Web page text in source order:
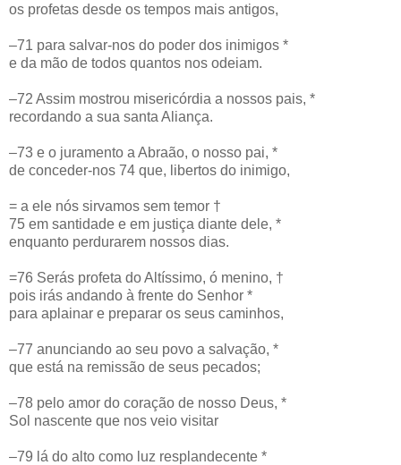
os profetas desde os tempos mais antigos,
–71 para salvar-nos do poder dos inimigos *
e da mão de todos quantos nos odeiam.
–72 Assim mostrou misericórdia a nossos pais, *
recordando a sua santa Aliança.
–73 e o juramento a Abraão, o nosso pai, *
de conceder-nos 74 que, libertos do inimigo,
= a ele nós sirvamos sem temor †
75 em santidade e em justiça diante dele, *
enquanto perdurarem nossos dias.
=76 Serás profeta do Altíssimo, ó menino, †
pois irás andando à frente do Senhor *
para aplainar e preparar os seus caminhos,
–77 anunciando ao seu povo a salvação, *
que está na remissão de seus pecados;
–78 pelo amor do coração de nosso Deus, *
Sol nascente que nos veio visitar
–79 lá do alto como luz resplandecente *